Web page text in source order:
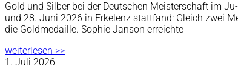
Gold und Silber bei der Deutschen Meisterschaft im
und 28. Juni 2026 in Erkelenz stattfand: Gleich zwei
die Goldmedaille. Sophie Janson erreichte
weiterlesen >>
1. Juli 2026